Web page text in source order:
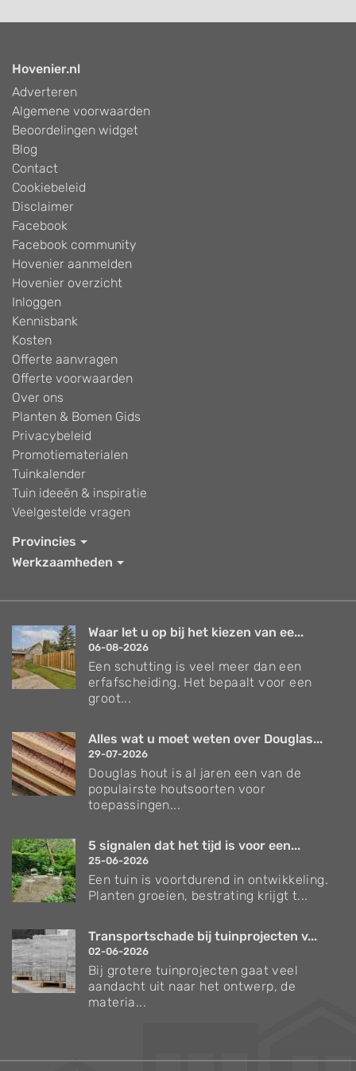
Hovenier.nl
Adverteren
Algemene voorwaarden
Beoordelingen widget
Blog
Contact
Cookiebeleid
Disclaimer
Facebook
Facebook community
Hovenier aanmelden
Hovenier overzicht
Inloggen
Kennisbank
Kosten
Offerte aanvragen
Offerte voorwaarden
Over ons
Planten & Bomen Gids
Privacybeleid
Promotiematerialen
Tuinkalender
Tuin ideeën & inspiratie
Veelgestelde vragen
Provincies
Werkzaamheden
Waar let u op bij het kiezen van ee...
06-08-2026
Een schutting is veel meer dan een
erfafscheiding. Het bepaalt voor een
groot...
Alles wat u moet weten over Douglas...
29-07-2026
Douglas hout is al jaren een van de
populairste houtsoorten voor
toepassingen...
5 signalen dat het tijd is voor een...
25-06-2026
Een tuin is voortdurend in ontwikkeling.
Planten groeien, bestrating krijgt t...
Transportschade bij tuinprojecten v...
02-06-2026
Bij grotere tuinprojecten gaat veel
aandacht uit naar het ontwerp, de
materia...